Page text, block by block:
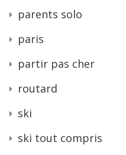
parents solo
paris
partir pas cher
routard
ski
ski tout compris